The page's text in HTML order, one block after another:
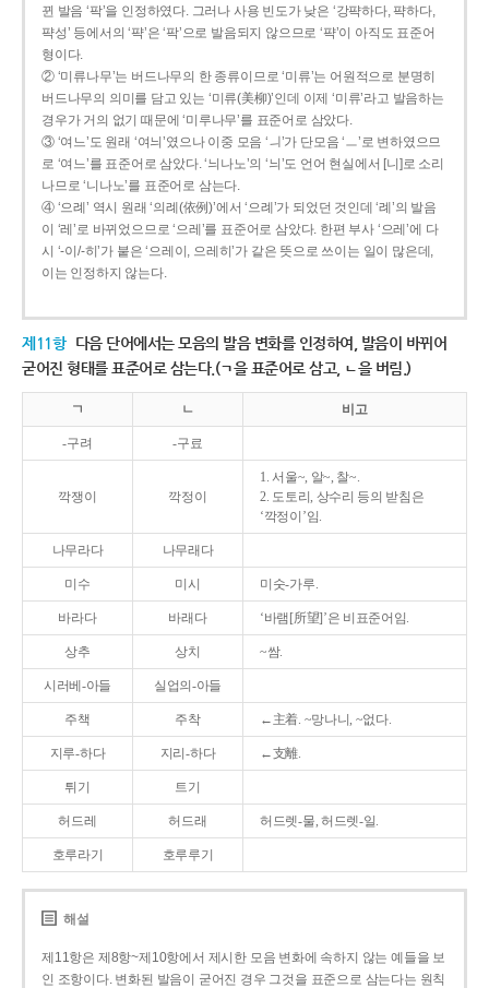
뀐 발음 ‘팍’을 인정하였다. 그러나 사용 빈도가 낮은 ‘강퍅하다, 퍅하다,
퍅성’ 등에서의 ‘퍅’은 ‘팍’으로 발음되지 않으므로 ‘퍅’이 아직도 표준어
형이다.
② ‘미류나무’는 버드나무의 한 종류이므로 ‘미류’는 어원적으로 분명히
버드나무의 의미를 담고 있는 ‘미류(美柳)’인데 이제 ‘미류’라고 발음하는
경우가 거의 없기 때문에 ‘미루나무’를 표준어로 삼았다.
③ ‘여느’도 원래 ‘여늬’였으나 이중 모음 ‘ㅢ’가 단모음 ‘ㅡ’로 변하였으므
로 ‘여느’를 표준어로 삼았다. ‘늬나노’의 ‘늬’도 언어 현실에서 [니]로 소리
나므로 ‘니나노’를 표준어로 삼는다.
④ ‘으례’ 역시 원래 ‘의례(依例)’에서 ‘으례’가 되었던 것인데 ‘례’의 발음
이 ‘레’로 바뀌었으므로 ‘으레’를 표준어로 삼았다. 한편 부사 ‘으레’에 다
시 ‘-이/-히’가 붙은 ‘으레이, 으레히’가 같은 뜻으로 쓰이는 일이 많은데,
이는 인정하지 않는다.
제11항 다음 단어에서는 모음의 발음 변화를 인정하여, 발음이 바뀌어
굳어진 형태를 표준어로 삼는다.(ㄱ을 표준어로 삼고, ㄴ을 버림.)
ㄱ ㄴ 비고
-구려 -구료
깍쟁이 깍정이
1. 서울~, 알~, 찰~.
2. 도토리, 상수리 등의 받침은
‘깍정이’임.
나무라다 나무래다
미수 미시 미숫-가루.
바라다 바래다 ‘바램[所望]’은 비표준어임.
상추 상치 ~쌈.
시러베-아들 실업의-아들
주책 주착 ←主着. ~망나니, ~없다.
지루-하다 지리-하다 ←支離.
튀기 트기
허드레 허드래 허드렛-물, 허드렛-일.
호루라기 호루루기
해설
제11항은 제8항~제10항에서 제시한 모음 변화에 속하지 않는 예들을 보
인 조항이다. 변화된 발음이 굳어진 경우 그것을 표준으로 삼는다는 원칙